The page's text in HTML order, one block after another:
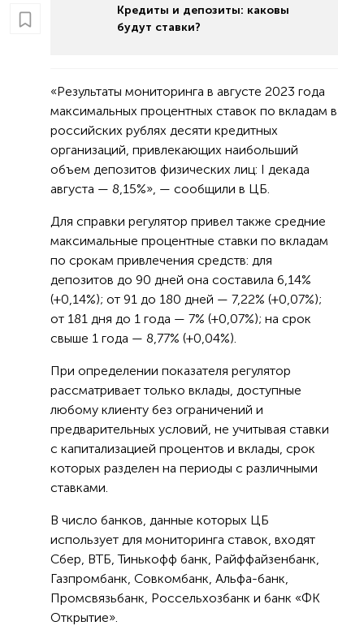
Кредиты и депозиты: каковы
будут ставки?
«Результаты мониторинга в августе 2023 года
максимальных процентных ставок по вкладам в
российских рублях десяти кредитных
организаций, привлекающих наибольший
объем депозитов физических лиц: I декада
августа — 8,15%», — сообщили в ЦБ.
Для справки регулятор привел также средние
максимальные процентные ставки по вкладам
по срокам привлечения средств: для
депозитов до 90 дней она составила 6,14%
(+0,14%); от 91 до 180 дней — 7,22% (+0,07%);
от 181 дня до 1 года — 7% (+0,07%); на срок
свыше 1 года — 8,77% (+0,04%).
При определении показателя регулятор
рассматривает только вклады, доступные
любому клиенту без ограничений и
предварительных условий, не учитывая ставки
с капитализацией процентов и вклады, срок
которых разделен на периоды с различными
ставками.
В число банков, данные которых ЦБ
использует для мониторинга ставок, входят
Сбер, ВТБ, Тинькофф банк, Райффайзенбанк,
Газпромбанк, Совкомбанк, Альфа-банк,
Промсвязьбанк, Россельхозбанк и банк «ФК
Открытие».